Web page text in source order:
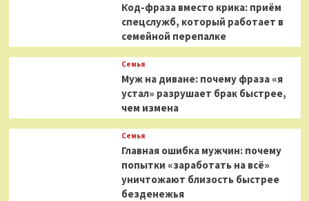
Код-фраза вместо крика: приём
спецслужб, который работает в
семейной перепалке
Семья
Муж на диване: почему фраза «я
устал» разрушает брак быстрее,
чем измена
Семья
Главная ошибка мужчин: почему
попытки «заработать на всё»
уничтожают близость быстрее
безденежья